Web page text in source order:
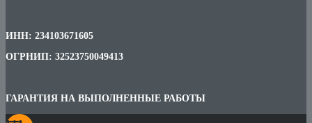
ИНН: 234103671605
ОГРНИП: 32523750049413
ГАРАНТИЯ НА ВЫПОЛНЕННЫЕ РАБОТЫ